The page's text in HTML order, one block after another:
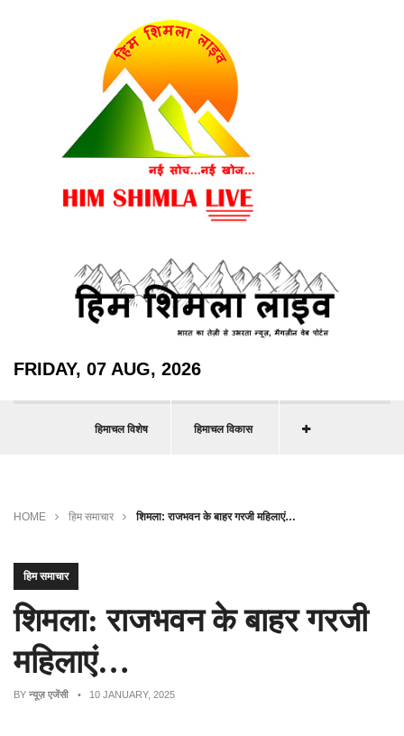
FRIDAY, 07 AUG, 2026
हिमाचल विशेष हिमाचल विकास
HOME हिम समाचार शिमला: राजभवन के बाहर गरजी महिलाएं…
हिम समाचार
शिमला: राजभवन के बाहर गरजी
महिलाएं…
BY न्यूज़ एजेंसी • 10 JANUARY, 2025